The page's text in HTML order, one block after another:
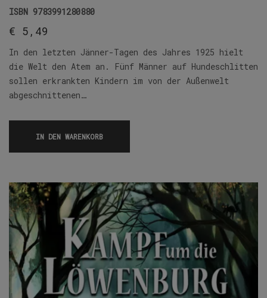
ISBN 9783991280880
€ 5,49
In den letzten Jänner-Tagen des Jahres 1925 hielt
die Welt den Atem an. Fünf Männer auf Hundeschlitten
sollen erkrankten Kindern im von der Außenwelt
abgeschnittenen…
IN DEN WARENKORB